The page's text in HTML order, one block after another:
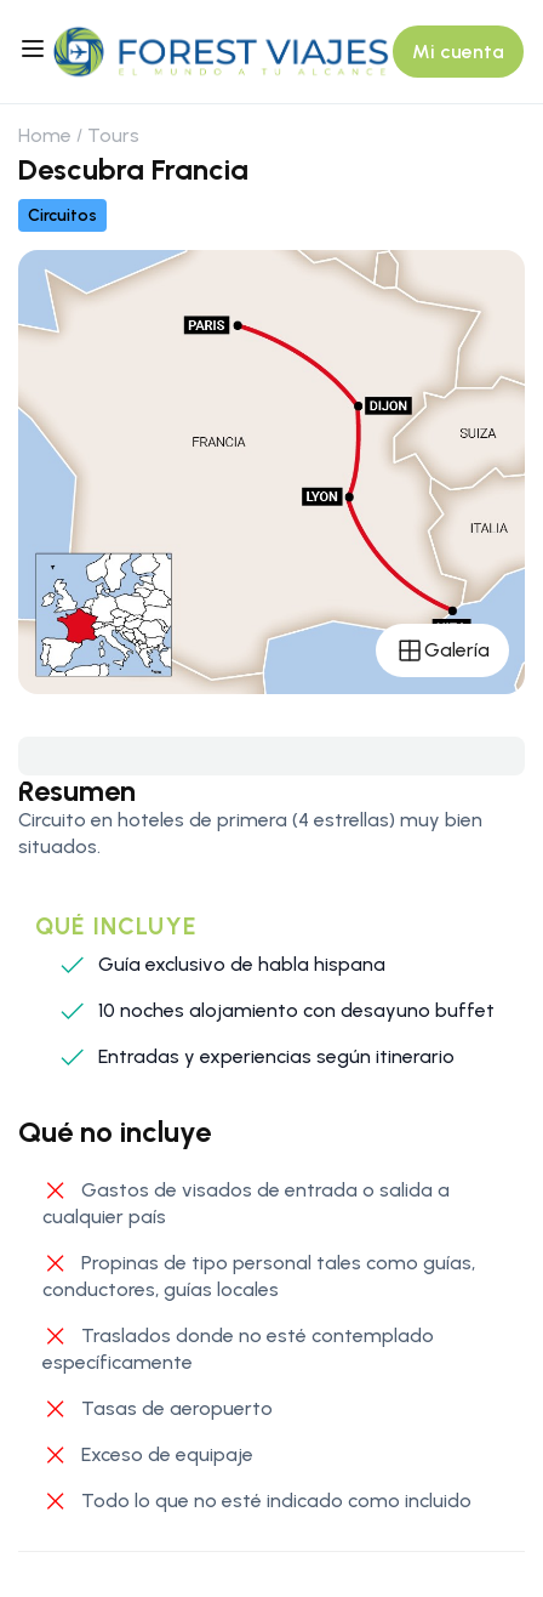
Mi cuenta
Home Tours
Descubra Francia
Circuitos
Galería
Resumen
Circuito en hoteles de primera (4 estrellas) muy bien
situados.
QUÉ INCLUYE
Guía exclusivo de habla hispana
10 noches alojamiento con desayuno buffet
Entradas y experiencias según itinerario
Qué no incluye
Gastos de visados de entrada o salida a
cualquier país
Propinas de tipo personal tales como guías,
conductores, guías locales
Traslados donde no esté contemplado
específicamente
Tasas de aeropuerto
Exceso de equipaje
Todo lo que no esté indicado como incluido